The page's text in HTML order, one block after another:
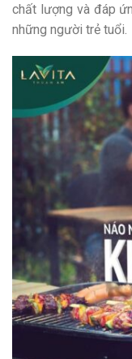
chất lượng và đáp
những người trẻ tuổi.